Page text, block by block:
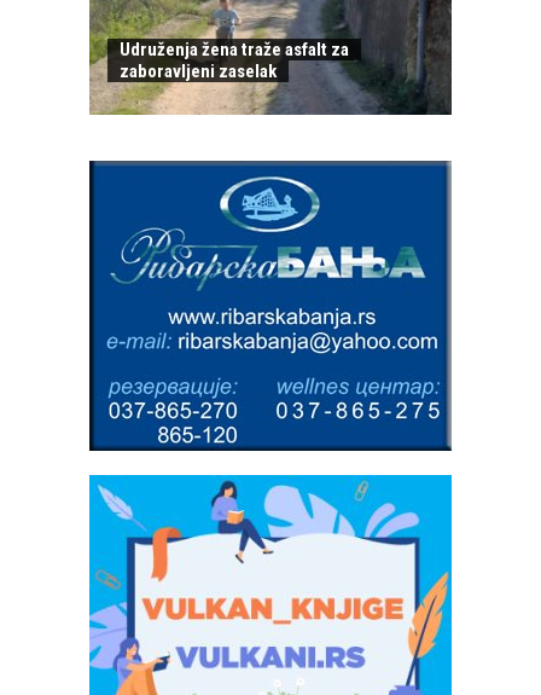
Udruženja žena traže asfalt za
zaboravljeni zaselak